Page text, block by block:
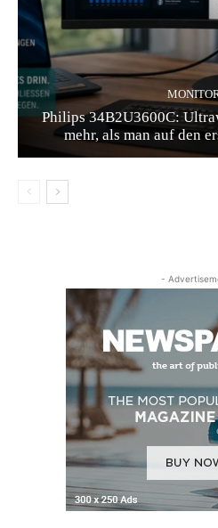
Philips 34B2U3600C:
mehr, als man auf den
-